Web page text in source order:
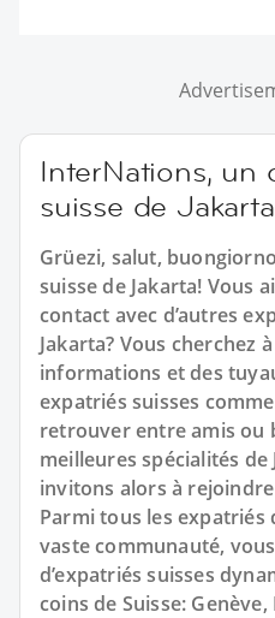
InterNations, un
suisse de Jakarta
Grüezi, salut,
suisse de Jakarta! Vous
contact avec d’autres
Jakarta? Vous cherchez
informations et des
expatriés suisses
retrouver entre amis ou
meilleures spécialités de
invitons alors à
Parmi tous les
vaste communauté,
d’expatriés suisses
coins de Suisse: